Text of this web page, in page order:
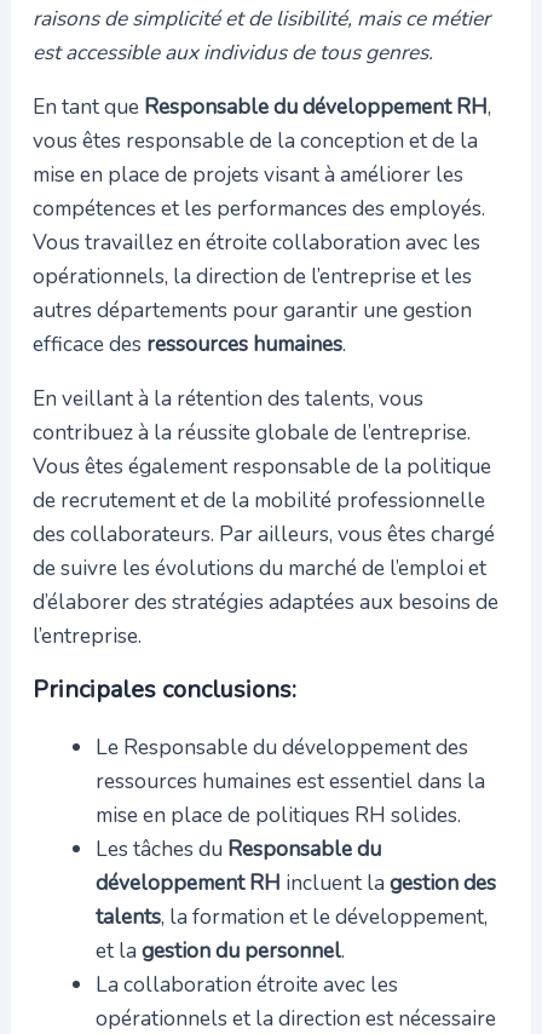
raisons de simplicité et de lisibilité, mais ce métier
est accessible aux individus de tous genres.
En tant que Responsable du développement RH,
vous êtes responsable de la conception et de la
mise en place de projets visant à améliorer les
compétences et les performances des employés.
Vous travaillez en étroite collaboration avec les
opérationnels, la direction de l’entreprise et les
autres départements pour garantir une gestion
efficace des ressources humaines.
En veillant à la rétention des talents, vous
contribuez à la réussite globale de l’entreprise.
Vous êtes également responsable de la politique
de recrutement et de la mobilité professionnelle
des collaborateurs. Par ailleurs, vous êtes chargé
de suivre les évolutions du marché de l’emploi et
d’élaborer des stratégies adaptées aux besoins de
l’entreprise.
Principales conclusions:
Le Responsable du développement des
ressources humaines est essentiel dans la
mise en place de politiques RH solides.
Les tâches du Responsable du
développement RH incluent la gestion des
talents, la formation et le développement,
et la gestion du personnel.
La collaboration étroite avec les
opérationnels et la direction est nécessaire